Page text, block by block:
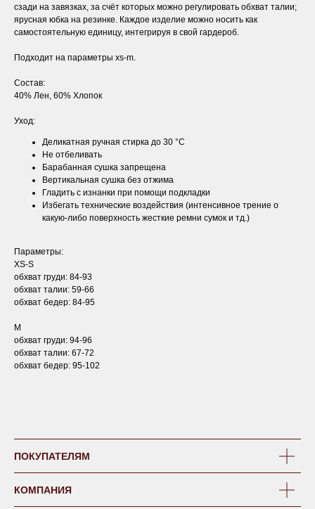
сзади на завязках, за счёт которых можно регулировать обхват талии;
ярусная юбка на резинке. Каждое изделие можно носить как
самостоятельную единицу, интегрируя в свой гардероб.
Подходит на параметры xs-m.
Состав:
40% Лен, 60% Хлопок
Уход:
Деликатная ручная стирка до 30 °С
Не отбеливать
Барабанная сушка запрещена
Вертикальная сушка без отжима
Гладить с изнанки при помощи подкладки
Избегать технические воздействия (интенсивное трение о
какую-либо поверхность жесткие ремни сумок и тд.)
Параметры:
XS-S
обхват груди: 84-93
обхват талии: 59-66
обхват бедер: 84-95
M
обхват груди: 94-96
обхват талии: 67-72
обхват бедер: 95-102
ПОКУПАТЕЛЯМ
КОМПАНИЯ